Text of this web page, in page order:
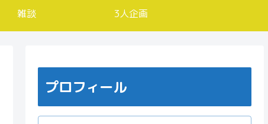
雑談 3人企画
プロフィール